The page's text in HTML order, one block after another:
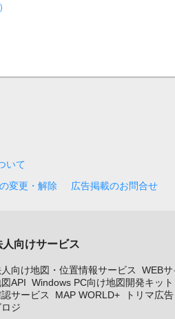
いて
変更・解除
広告掲載のお問合せ
人向けサービス
向け地図・位置情報サービス
WEB
API Windows PC向け地図開発キット
サービス
MAP WORLD+ トリマ広告
ジ